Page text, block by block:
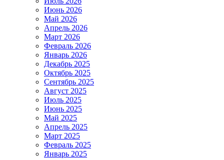
Июнь 2026
Май 2026
Апрель 2026
Март 2026
Февраль 2026
Январь 2026
Декабрь 2025
Октябрь 2025
Сентябрь 2025
Август 2025
Июль 2025
Июнь 2025
Май 2025
Апрель 2025
Март 2025
Февраль 2025
Январь 2025